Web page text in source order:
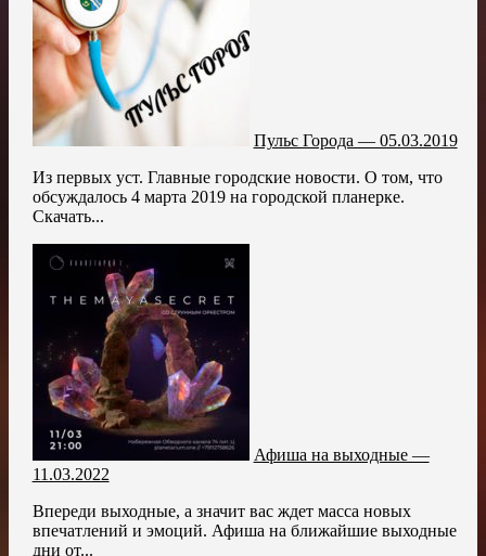
Пульс Города — 05.03.2019
Из первых уст. Главные городские новости. О том, что
обсуждалось 4 марта 2019 на городской планерке.
Скачать...
Афиша на выходные —
11.03.2022
Впереди выходные, а значит вас ждет масса новых
впечатлений и эмоций. Афиша на ближайшие выходные
дни от...